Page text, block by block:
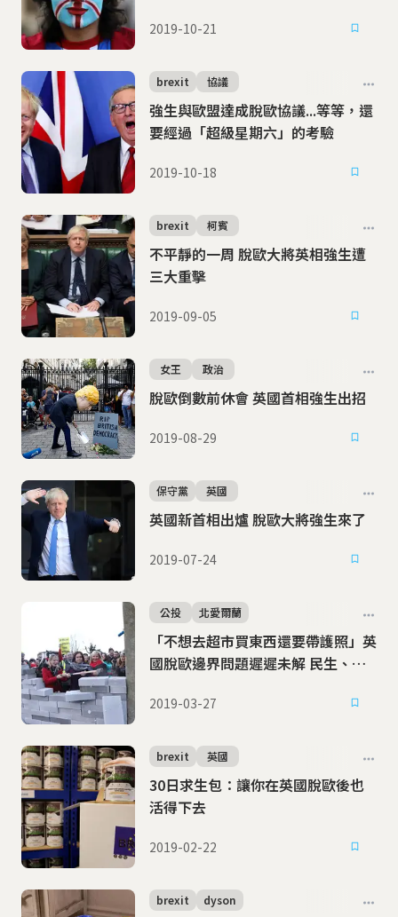
2019-10-21
強生與歐盟達成脫歐協議...等等，還
要經過「超級星期六」的考驗
brexit 協議
2019-10-18
不平靜的一周 脫歐大將英相強生遭
三大重擊
brexit 柯賓
2019-09-05
脫歐倒數前休會 英國首相強生出招
女王 政治
2019-08-29
英國新首相出爐 脫歐大將強生來了
保守黨 英國
2019-07-24
「不想去超市買東西還要帶護照」英
國脫歐邊界問題遲遲未解 民生、海
公投 北愛爾蘭
2019-03-27
30日求生包：讓你在英國脫歐後也
活得下去
brexit 英國
2019-02-22
brexit dyson